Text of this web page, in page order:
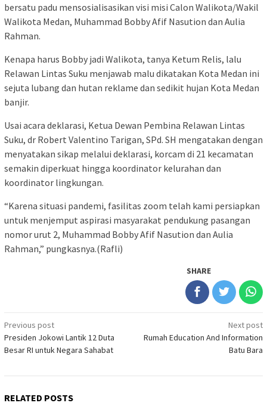
bersatu padu mensosialisasikan visi misi Calon Walikota/Wakil
Walikota Medan, Muhammad Bobby Afif Nasution dan Aulia
Rahman.
Kenapa harus Bobby jadi Walikota, tanya Ketum Relis, lalu
Relawan Lintas Suku menjawab malu dikatakan Kota Medan ini
sejuta lubang dan hutan reklame dan sedikit hujan Kota Medan
banjir.
Usai acara deklarasi, Ketua Dewan Pembina Relawan Lintas
Suku, dr Robert Valentino Tarigan, SPd. SH mengatakan dengan
menyatakan sikap melalui deklarasi, korcam di 21 kecamatan
semakin diperkuat hingga koordinator kelurahan dan
koordinator lingkungan.
“Karena situasi pandemi, fasilitas zoom telah kami persiapkan
untuk menjemput aspirasi masyarakat pendukung pasangan
nomor urut 2, Muhammad Bobby Afif Nasution dan Aulia
Rahman,” pungkasnya.(Rafli)
SHARE
Post
navigation
Previous post
Presiden Jokowi Lantik 12 Duta
Besar RI untuk Negara Sahabat
Next post
Rumah Education And Information
Batu Bara
RELATED POSTS